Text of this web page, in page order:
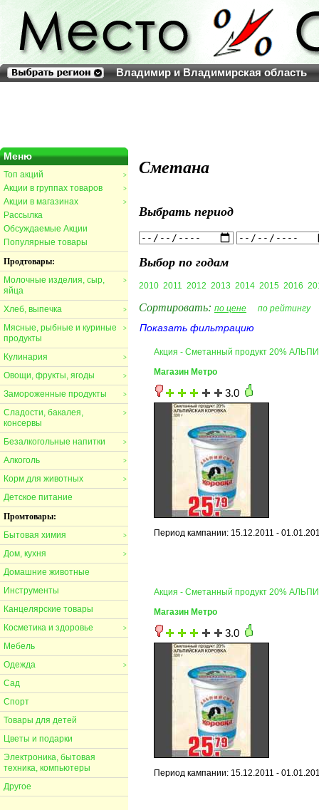
Владимир и Владимирская область
Меню
>
Топ акций
>
Акции в группах товаров
>
Акции в магазинах
Рассылка
Обсуждаемые Акции
Популярные товары
Продтовары:
>
Молочные изделия, сыр,
яйца
>
Хлеб, выпечка
>
Мясные, рыбные и куриные
продукты
>
Кулинария
>
Овощи, фрукты, ягоды
>
Замороженные продукты
>
Сладости, бакалея,
консервы
>
Безалкогольные напитки
>
Алкоголь
>
Корм для животных
Детское питание
Промтовары:
>
Бытовая химия
>
Дом, кухня
Домашние животные
Инструменты
Канцелярские товары
>
Косметика и здоровье
Мебель
>
Одежда
Сад
Спорт
Товары для детей
Цветы и подарки
Электроника, бытовая
техника, компьютеры
Другое
Сметана
Выбрать период
Выбор по годам
2010 2011 2012 2013 2014 2015 2016
Сортировать: по цене по рейтингу
Показать фильтрацию
Акция - Сметанный продукт 20%
Магазин Метро
3.0
Период кампании: 15.12.2011 -
Акция - Сметанный продукт 20%
Магазин Метро
3.0
Период кампании: 15.12.2011 -